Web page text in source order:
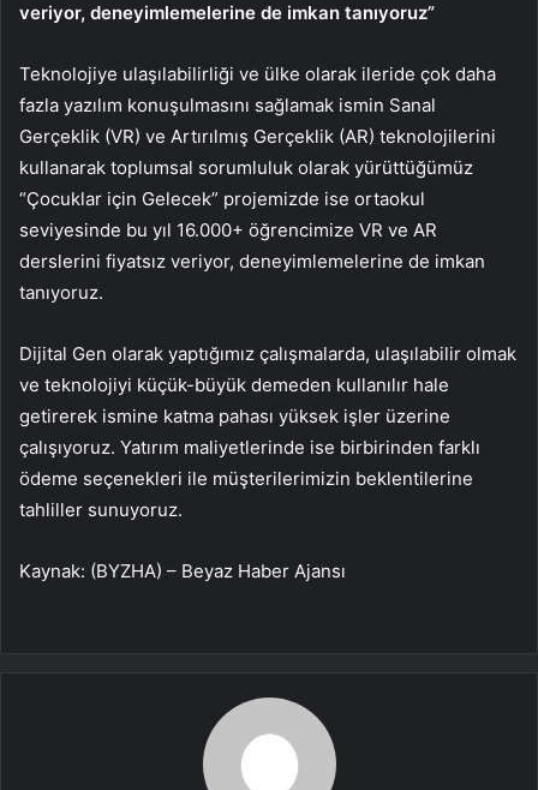
veriyor, deneyimlemelerine de imkan tanıyoruz”
Teknolojiye ulaşılabilirliği ve ülke olarak ileride çok daha
fazla yazılım konuşulmasını sağlamak ismin Sanal
Gerçeklik (VR) ve Artırılmış Gerçeklik (AR) teknolojilerini
kullanarak toplumsal sorumluluk olarak yürüttüğümüz
“Çocuklar için Gelecek” projemizde ise ortaokul
seviyesinde bu yıl 16.000+ öğrencimize VR ve AR
derslerini fiyatsız veriyor, deneyimlemelerine de imkan
tanıyoruz.
Dijital Gen olarak yaptığımız çalışmalarda, ulaşılabilir olmak
ve teknolojiyi küçük-büyük demeden kullanılır hale
getirerek ismine katma pahası yüksek işler üzerine
çalışıyoruz. Yatırım maliyetlerinde ise birbirinden farklı
ödeme seçenekleri ile müşterilerimizin beklentilerine
tahliller sunuyoruz.
Kaynak: (BYZHA) – Beyaz Haber Ajansı